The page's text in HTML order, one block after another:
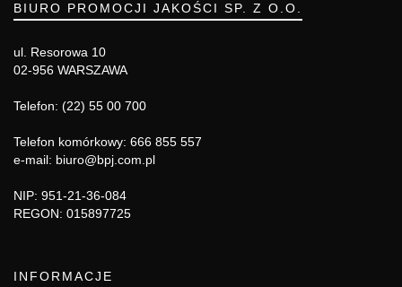
BIURO PROMOCJI JAKOŚCI SP. Z O.O.
ul. Resorowa 10
02-956 WARSZAWA
Telefon: (22) 55 00 700
Telefon komórkowy: 666 855 557
e-mail: biuro@bpj.com.pl
NIP: 951-21-36-084
REGON: 015897725
INFORMACJE